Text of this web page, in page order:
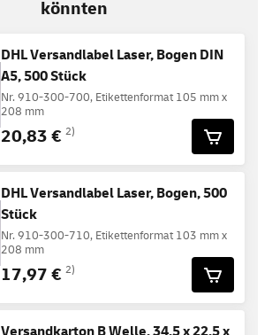
könnten
DHL Versandlabel Laser, Bogen DIN
A5, 500 Stück
Nr. 910-300-700, Etikettenformat 105 mm x
208 mm
20,83 € 2)
DHL Versandlabel Laser, Bogen, 500
Stück
Nr. 910-300-710, Etikettenformat 103 mm x
208 mm
17,97 € 2)
Versandkarton B Welle, 34,5 x 22,5 x